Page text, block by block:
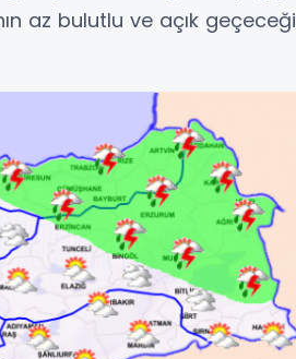
az bulutlu ve açık geçeceği